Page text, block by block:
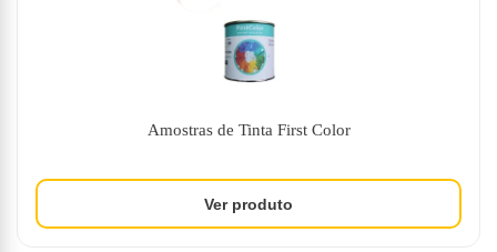
Amostras de Tinta First Color